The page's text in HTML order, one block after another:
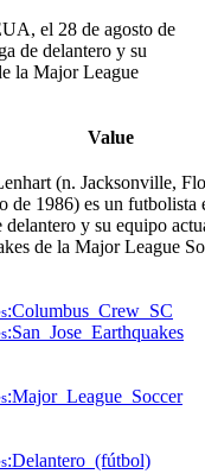
el 28 de agosto de
de delantero y su
la Major League
Value
(n. Jacksonville,
de 1986) es un futbolista
delantero y su equipo
de la Major League
:Columbus_Crew_SC
:San_Jose_Earthquakes
:Major_League_Soccer
:Delantero_(fútbol)